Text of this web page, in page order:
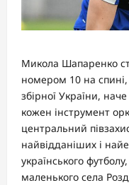
Микола Шапаренко
номером 10 на
збірної України,
кожен інструмент
центральний
найвідданіших і
українського
маленького села